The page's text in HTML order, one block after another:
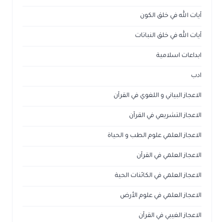
آيات الله في خلق الكون
آيات الله في خلق النباتات
ابداعات اسلامية
ادب
الاعجاز البياني و اللغوي في القرآن
الاعجاز التشريعي في القرآن
الاعجاز العلمي علوم الطب و الحياة
الاعجاز العلمي في القرآن
الاعجاز العلمي في الكائنات الحية
الاعجاز العلمي في علوم الأرض
الاعجاز الغيبي في القرآن